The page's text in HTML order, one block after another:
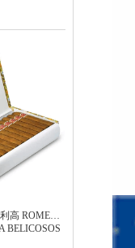
BELICOSOS